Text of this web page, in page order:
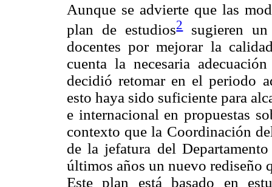
Aunque se advierte que las
plan de estudios2
sugieren
docentes por mejorar la
cuenta la necesaria
decidió retomar en el periodo
esto haya sido suficiente para
e internacional en propuestas
contexto que la Coordinación
de la jefatura del
últimos años un nuevo rediseño
Este plan está basado en